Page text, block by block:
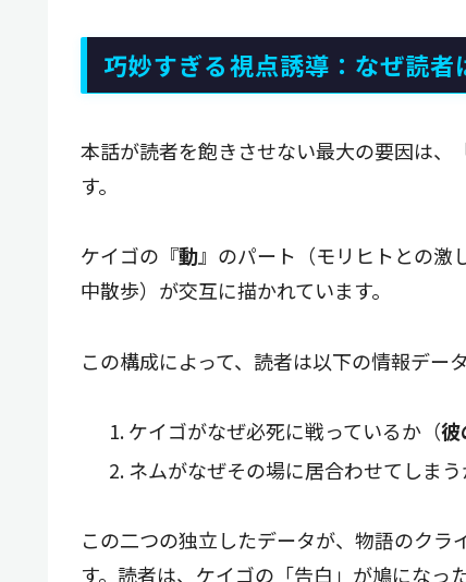
巧妙すぎる視点誘導：なぜ読者
本話が読者を飽きさせない最大の要因は、
す。
ケイゴの『動』のパート（モリヒトとの激
中散歩）が交互に描かれています。
この構成によって、読者は以下の情報デー
ケイゴがなぜ必死に戦っているか（彼
ネムがなぜその場に居合わせてしま
この二つの独立したデータが、物語のクラ
す。読者は、ケイゴの「告白」が鳩になっ